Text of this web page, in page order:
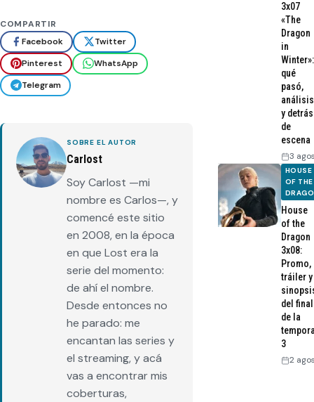
COMPARTIR
Facebook
Twitter
Pinterest
WhatsApp
Telegram
SOBRE EL AUTOR
Carlost
Soy Carlost —mi
nombre es Carlos—, y
comencé este sitio
en 2008, en la época
en que Lost era la
serie del momento:
de ahí el nombre.
Desde entonces no
he parado: me
encantan las series y
el streaming, y acá
vas a encontrar mis
coberturas,
3x07
«The
Dragon
in
Winter»:
qué
pasó,
análisis
y detrás
de
escena
3
HOUSE
OF THE
House
of the
Dragon
3x08:
Promo,
tráiler y
del final
de la
3
2